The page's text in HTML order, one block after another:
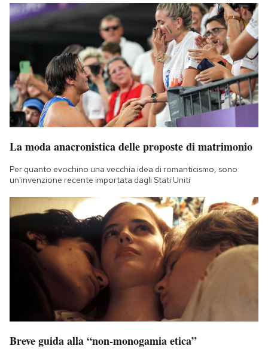
La moda anacronistica delle proposte di matrimonio
Per quanto evochino una vecchia idea di romanticismo, sono
un'invenzione recente importata dagli Stati Uniti
Breve guida alla “non-monogamia etica”